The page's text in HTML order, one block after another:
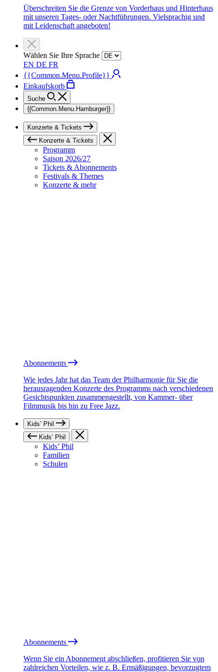
Überschreiten Sie die Grenze von Vorderhaus und Hinterhaus
mit unseren Tages- oder Nachtführungen. Vielsprachig und
mit Leidenschaft angeboten!
Wählen Sie Ihre Sprache
EN DE FR
{{Common.Menu.Profile}}
Einkaufskorb
Suche
{{Common.Menu.Hamburger}}
Konzerte & Tickets
Konzerte & Tickets
Programm
Saison 2026/27
Tickets & Abonnements
Festivals & Themes
Konzerte & mehr
Abonnements
Wie jedes Jahr hat das Team der Philharmonie für Sie die
herausragenden Konzerte des Programms nach verschiedenen
Gesichtspunkten zusammengestellt, von Kammer- über
Filmmusik bis hin zu Free Jazz.
Kids’ Phil
Kids’ Phil
Kids’ Phil
Familien
Schulen
Abonnements
Wenn Sie ein Abonnement abschließen, profitieren Sie von
zahlreichen Vorteilen, wie z. B. Ermäßigungen, bevorzugtem